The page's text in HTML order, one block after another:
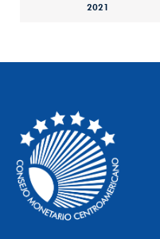
2021